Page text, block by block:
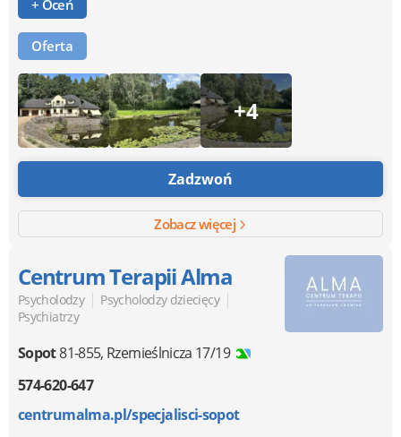
+ Oceń
Oferta
+4
Zadzwoń
Zobacz więcej
Centrum Terapii Alma
Psycholodzy | Psycholodzy dziecięcy |
Psychiatrzy
Sopot81-855, Rzemieślnicza 17/19
574-620-647
centrumalma.pl/specjalisci-sopot